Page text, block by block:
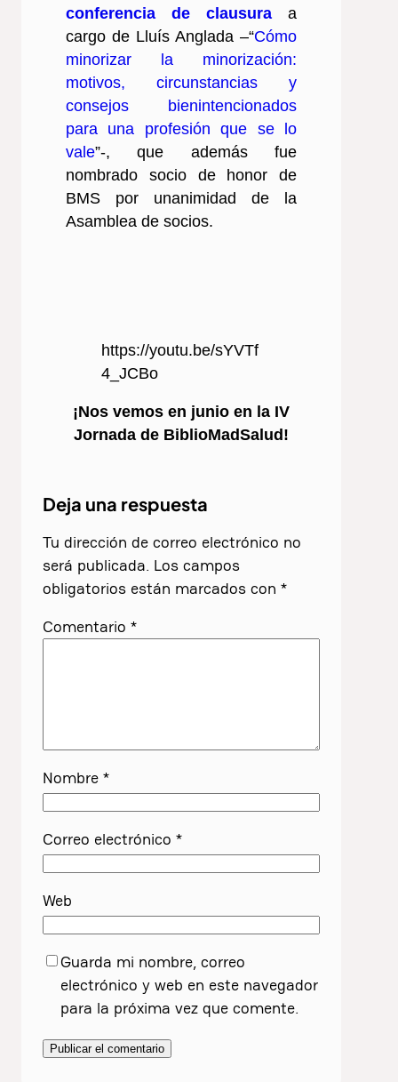
conferencia de clausura a
cargo de Lluís Anglada –“Cómo
minorizar la minorización:
motivos, circunstancias y
consejos bienintencionados
para una profesión que se lo
vale”-, que además fue
nombrado socio de honor de
BMS por unanimidad de la
Asamblea de socios.
https://youtu.be/sYVTf
4_JCBo
¡Nos vemos en junio en la IV
Jornada de BiblioMadSalud!
Deja una respuesta
Tu dirección de correo electrónico no
será publicada. Los campos
obligatorios están marcados con *
Comentario *
Nombre *
Correo electrónico *
Web
Guarda mi nombre, correo
electrónico y web en este navegador
para la próxima vez que comente.